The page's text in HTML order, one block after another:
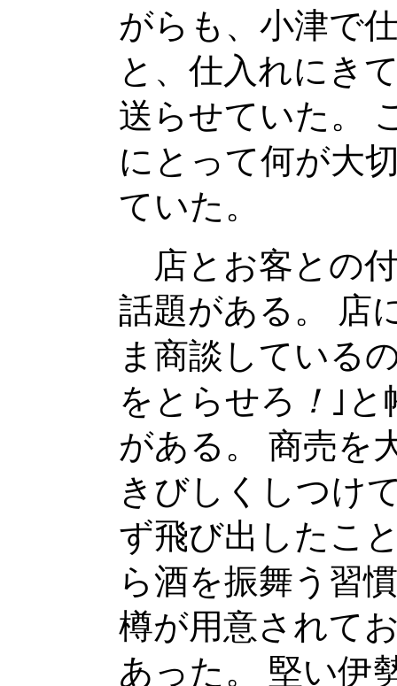
がらも、小津で
と、仕入れにき
送らせていた。
にとって何が大
ていた。
店とお客との
話題がある。 店
ま商談している
をとらせろ ！ ｣
がある。 商売を
きびしくしつけ
ず飛び出したこ
ら酒を振舞う習
樽が用意されて
あった。 堅い伊